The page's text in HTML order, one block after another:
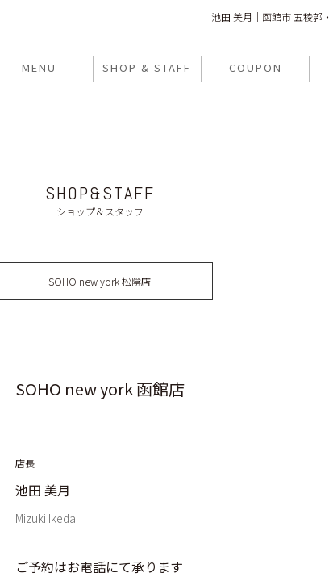
池田 美月｜函館市 五稜郭
MENU SHOP & STAFF COUPON
SHOP&STAFF
ショップ＆スタッフ
SOHO new york 松陰店
SOHO new york 函館店
店長
池田 美月
Mizuki Ikeda
ご予約はお電話にて承ります